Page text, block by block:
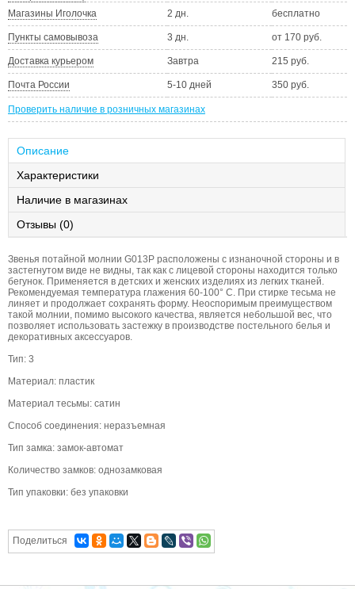
Магазины Иголочка
2 дн. бесплатно
Пункты самовывоза 3 дн. от 170 руб.
Доставка курьером Завтра 215 руб.
Почта России 5-10 дней 350 руб.
Проверить наличие в розничных магазинах
Описание
Характеристики
Наличие в магазинах
Отзывы (0)
Звенья потайной молнии G013P расположены с изнаночной стороны и в
застегнутом виде не видны, так как с лицевой стороны находится только
бегунок. Применяется в детских и женских изделиях из легких тканей.
Рекомендуемая температура глажения 60-100° С. При стирке тесьма не
линяет и продолжает сохранять форму. Неоспоримым преимуществом
такой молнии, помимо высокого качества, является небольшой вес, что
позволяет использовать застежку в производстве постельного белья и
декоративных аксессуаров.
Тип: 3
Материал: пластик
Материал тесьмы: сатин
Способ соединения: неразъемная
Тип замка: замок-автомат
Количество замков: однозамковая
Тип упаковки: без упаковки
Поделиться